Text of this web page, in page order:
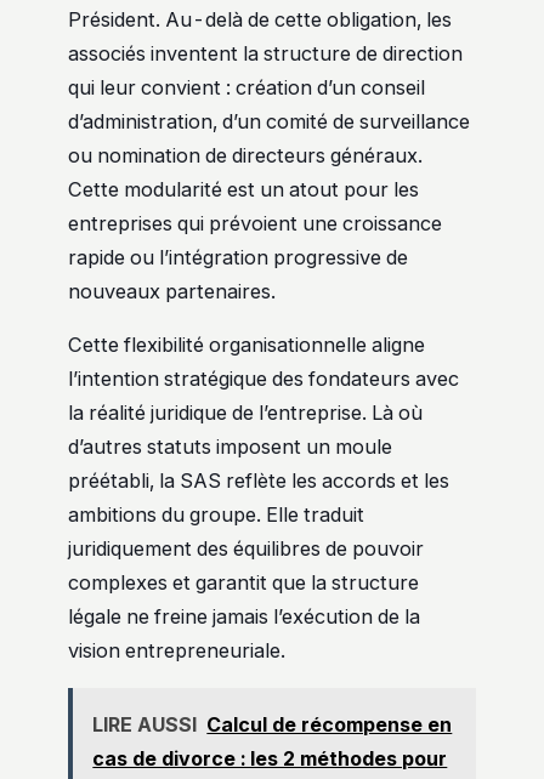
Président. Au-delà de cette obligation, les
associés inventent la structure de direction
qui leur convient : création d’un conseil
d’administration, d’un comité de surveillance
ou nomination de directeurs généraux.
Cette modularité est un atout pour les
entreprises qui prévoient une croissance
rapide ou l’intégration progressive de
nouveaux partenaires.
Cette flexibilité organisationnelle aligne
l’intention stratégique des fondateurs avec
la réalité juridique de l’entreprise. Là où
d’autres statuts imposent un moule
préétabli, la SAS reflète les accords et les
ambitions du groupe. Elle traduit
juridiquement des équilibres de pouvoir
complexes et garantit que la structure
légale ne freine jamais l’exécution de la
vision entrepreneuriale.
LIRE AUSSI Calcul de récompense en
cas de divorce : les 2 méthodes pour